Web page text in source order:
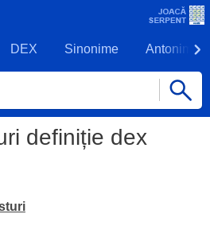
DEX Sinonime Antonime
definiție dex